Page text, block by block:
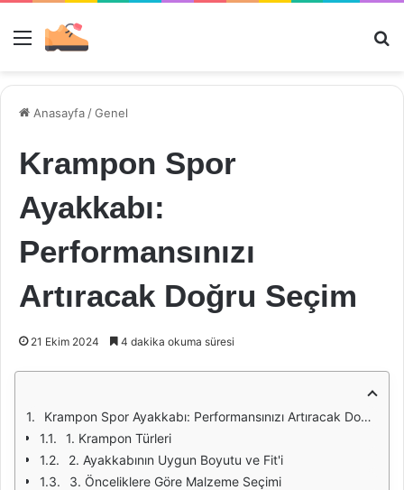
Menü
Anasayfa /Genel
Krampon Spor
Ayakkabı:
Performansınızı
Artıracak Doğru Seçim
21 Ekim 2024 4 dakika okuma süresi
Krampon Spor Ayakkabı: Performansınızı Artıracak Doğru Seçim
1. Krampon Türleri
2. Ayakkabının Uygun Boyutu ve Fit'i
3. Önceliklere Göre Malzeme Seçimi